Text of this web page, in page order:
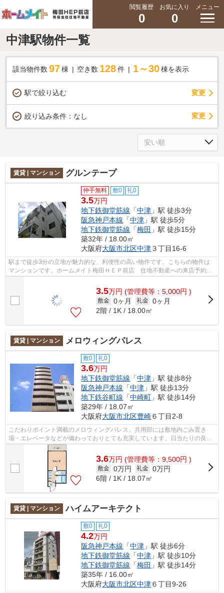
閲覧履歴
0
お気に入り
0
メニュー
中津駅物件一覧
該当物件数 97棟 空き数 128 件 1～30 棟を表示
駅で絞り込む 変更
絞り込み条件： なし 変更
賃貸 | マンション グルンテープ
仲手無料 敷0 礼0
3.5万円
地下鉄御堂筋線 「中津 」駅 徒歩3分
阪急神戸本線 「中津 」駅 徒歩5分
地下鉄御堂筋線 「梅田 」駅 徒歩15分
築32年 / 18.00㎡
大阪府大阪市北区中津３丁目16-6
駅まで徒歩3分の立地が魅力的な、利便性の高い物件です。こちらの物件は
マンションです。ホームメイト梅田ＨＥＰ前店 住地不動産への来店予約
3.5万円 (管理費等：5,000円 )
敷金 0ヶ月 礼金 0ヶ月
2階 / 1K / 18.00㎡
賃貸 | マンション メロウィングパレス
敷0 礼0
3.6万円
地下鉄御堂筋線 「中津 」駅 徒歩8分
阪急神戸本線 「中津 」駅 徒歩13分
地下鉄谷町線 「中崎町 」駅 徒歩14分
築29年 / 18.07㎡
大阪府大阪市北区豊崎６丁目2-8
こだわりポイント満載のメロウィングパレス。共用部には敷地内ごみ置き
場・エレベータなどが備わっておりとても充実しています。日当たりの良い
マンションです。11階建ての物件です。...
3.6万円 (管理費等：9,500円 )
敷金 0万円 礼金 0万円
6階 / 1K / 18.07㎡
賃貸 | マンション ハイムアーキテクト
敷0 礼0
4.2万円
阪急神戸本線 「中津 」駅 徒歩6分
地下鉄御堂筋線 「中津 」駅 徒歩10分
地下鉄御堂筋線 「梅田 」駅 徒歩14分
築35年 / 16.00㎡
大阪府大阪市北区中津６丁目9-26